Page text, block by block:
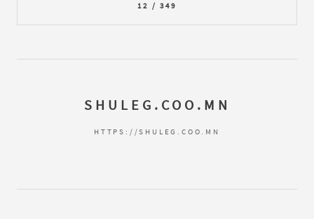
12 / 349
SHULEG.COO.MN
HTTPS://SHULEG.COO.MN